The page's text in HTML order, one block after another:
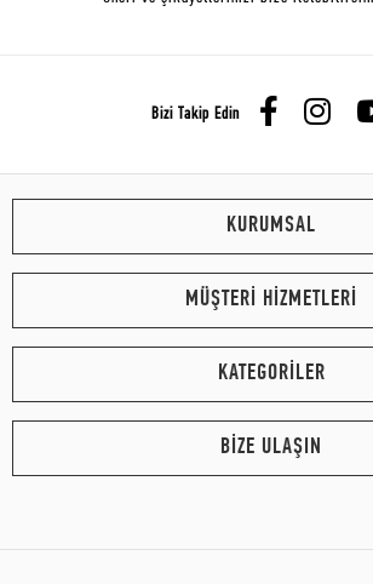
Bizi Takip Edin
KURUMSAL
MÜŞTERİ HİZMETLERİ
KATEGORİLER
BİZE ULAŞIN